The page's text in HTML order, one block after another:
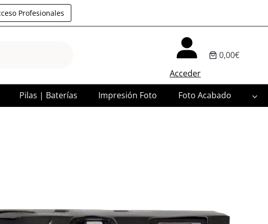
Profesionales
Acceder
0,00€
Pilas | Baterías Impresión Foto Foto Acabado